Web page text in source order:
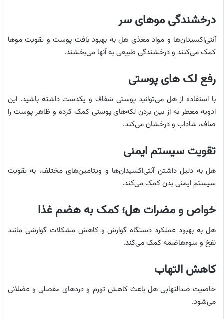
درخشندگی موهای سر
آنتی‌اکسیدان‌ها و مواد مغذی هل به بهبود بافت پوست و تقویت موها
کمک می‌کنند و درخشندگی طبیعی به آنها می‌بخشند.
رفع لک های پوستی
با استفاده از هل می‌توانید پوستی شفاف و یکدست داشته باشید. این
ادویه معطر به از بین بردن لکه‌های پوستی کمک کرده و ظاهر پوست را
صاف، شاداب و درخشان می‌کند.
تقویتسیستم ایمنی
هل به دلیل داشتن آنتی‌اکسیدان‌ها و ویتامین‌های مختلف، به تقویت
سیستم ایمنی بدن کمک می‌کند.
خواص و مضرات هل؛کمک به هضم غذا
هل به بهبود عملکرد دستگاه گوارش و کاهش مشکلات گوارشی مانند
نفخ و سوءهاضمه کمک می‌کند.
کاهش التهاب
خاصیت ضدالتهابی هل باعث کاهش تورم و دردهای مفصلی و عضلانی
می‌شود.